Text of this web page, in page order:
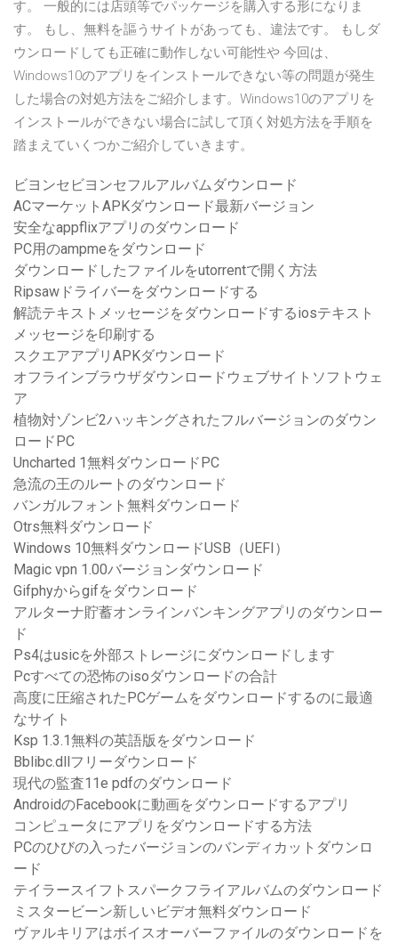
す。 一般的には店頭等でパッケージを購入する形になりま
す。 もし、無料を謳うサイトがあっても、違法です。 もしダ
ウンロードしても正確に動作しない可能性や 今回は、
Windows10のアプリをインストールできない等の問題が発生
した場合の対処方法をご紹介します。Windows10のアプリを
インストールができない場合に試して頂く対処方法を手順を
踏まえていくつかご紹介していきます。
ビヨンセビヨンセフルアルバムダウンロード
ACマーケットAPKダウンロード最新バージョン
安全なappflixアプリのダウンロード
PC用のampmeをダウンロード
ダウンロードしたファイルをutorrentで開く方法
Ripsawドライバーをダウンロードする
解読テキストメッセージをダウンロードするiosテキスト
メッセージを印刷する
スクエアアプリAPKダウンロード
オフラインブラウザダウンロードウェブサイトソフトウェ
ア
植物対ゾンビ2ハッキングされたフルバージョンのダウン
ロードPC
Uncharted 1無料ダウンロードPC
急流の王のルートのダウンロード
バンガルフォント無料ダウンロード
Otrs無料ダウンロード
Windows 10無料ダウンロードUSB（UEFI）
Magic vpn 1.00バージョンダウンロード
Gifphyからgifをダウンロード
アルターナ貯蓄オンラインバンキングアプリのダウンロー
ド
Ps4はusicを外部ストレージにダウンロードします
Pcすべての恐怖のisoダウンロードの合計
高度に圧縮されたPCゲームをダウンロードするのに最適
なサイト
Ksp 1.3.1無料の英語版をダウンロード
Bblibc.dllフリーダウンロード
現代の監査11e pdfのダウンロード
AndroidのFacebookに動画をダウンロードするアプリ
コンピュータにアプリをダウンロードする方法
PCのひびの入ったバージョンのバンディカットダウンロ
ード
テイラースイフトスパークフライアルバムのダウンロード
ミスタービーン新しいビデオ無料ダウンロード
ヴァルキリアはボイスオーバーファイルのダウンロードを